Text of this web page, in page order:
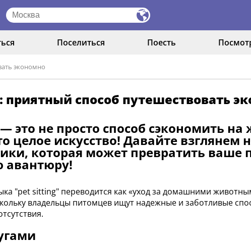
Поселиться Поесть
экономно
приятный способ путешествовать
это не просто способ сэкономить
целое искусство! Давайте взглянем
которая может превратить ваше
авантюру!
"pet sitting" переводится как «уход за домашними
владельцы питомцев ищут надежные и заботливые